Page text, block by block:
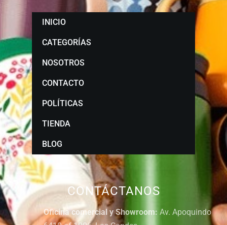
CONTÁCTANOS
Oficina comercial y Showroom: Av. Apoquindo
INICIO
CATEGORÍAS
NOSOTROS
CONTACTO
POLÍTICAS
TIENDA
BLOG